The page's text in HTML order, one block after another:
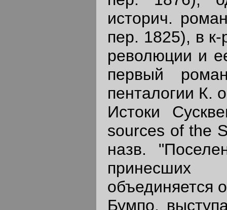
историч.
пер. 1825), в
революции и
первый
пенталогии К.
Истоки
sources of the
назв.
принесших
объединяется
Бумпо,